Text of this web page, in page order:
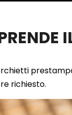
richiesto.